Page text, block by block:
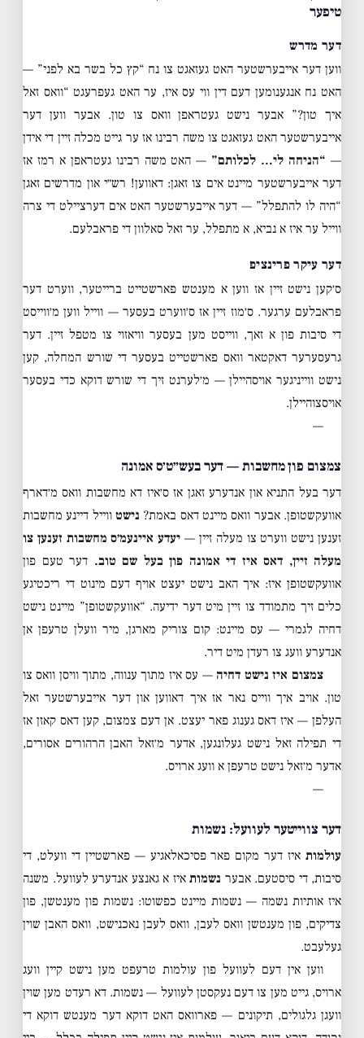
טיפער
דער מדרש
ווען דער אייבערשטער האט געזאגט צו נח “קץ כל בשר בא לפני” —
האט נח אנגענומען דעם דין ווי עס איז, ער האט געפרעגט “וואס זאל
איך טון?” אבער נישט געטראפן וואס צו טון. אבער ווען דער
אייבערשטער האט געזאגט צו משה רבינו אז ער גייט מכלה זיין די אידן
— “הניחה לי… לכלותם” — האט משה רבינו געטראפן א רמז אז
דער אייבערשטער מיינט אים צו זאגן: דאווען! רש״י און מדרשים זאגן
“היה לו להתפלל” — דער אייבערשטער האט אים דערציילט די צרה
ווייל ער איז א נביא, א מתפלל, ער זאל סאלוון די פראבלעם.
דער עיקר פרינציפ
ס׳קען נישט זיין אז ווען א מענטש פארשטייט ברייטער, ווערט דער
פראבלעם ערגער. ס׳מוז זיין אז ס׳ווערט בעסער — ווייל ווען מ׳ווייסט
די סיבות פון א זאך, ווייסט מען בעסער וויאזוי צו מטפל זיין. דער
גרעסערער דאקטאר וואס פארשטייט בעסער די שורש המחלה, קען
נישט ווייניגער אויסהיילן — מ׳לערנט זיך די שורש דוקא כדי בעסער
אויסצוהיילן.
—
צמצום פון מחשבות — דער בעש״ט׳ס אמונה
דער בעל התניא און אנדערע זאגן אז ס׳איז דא מחשבות וואס מ׳דארף
אוועקשטופן. אבער וואס מיינט דאס באמת? נישט ווייל דיינע מחשבות
זענען נישט ווערט צו מעלה זיין — יעדע איינעמ׳ס מחשבות זענען צו
מעלה זיין, דאס איז די אמונה פון בעל שם טוב. דער טעם פון
אוועקשטופן איז: איך האב נישט יעצט אויף דעם מינוט די ריכטיגע
כלים זיך מתמודד צו זיין מיט דער ידיעה. “אוועקשטופן” מיינט נישט
דחיה לגמרי — עס מיינט: קום צוריק מארגן, מיר וועלן טרעפן אן
אנדערע וועג צו רעדן מיט דיר.
צמצום איז נישט דחיה — עס איז מתוך ענווה, מתוך וויסן וואס צו
טון. אויב איך ווייס נאר אז איך דאווען און דער אייבערשטער זאל
העלפן — איז דאס גענוג פאר יעצט. אן דעם צמצום, קען דאס קאזן אז
די תפילה זאל נישט געלונגען, אדער מ׳זאל האבן הרהורים אסורים,
אדער מ׳זאל נישט טרעפן א וועג ארויס.
—
דער צווייטער לעוועל: נשמות
עולמות איז דער מקום פאר פסיכאלאגיע — פארשטיין די וועלט, די
סיבות, די סיסטעם. אבער נשמות איז א גאנצע אנדערע לעוועל. משנה
איז אותיות נשמה — נשמות מיינט כפשוטו: נשמות פון מענטשן, פון
צדיקים, פון מענטשן וואס לעבן, וואס לעבן נאכנישט, וואס האבן שוין
געלעבט.
ווען אין דעם לעוועל פון עולמות טרעפט מען נישט קיין וועג
ארויס, גייט מען צו דעם נעקסטן לעוועל — נשמות. דא רעדט מען שוין
וועגן גלגולים, תיקונים — פארוואס האט דוקא דער מענטש דוקא די